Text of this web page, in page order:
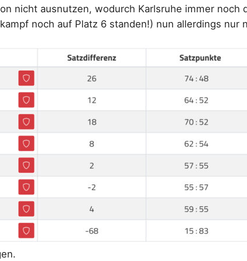
nicht ausnutzen, wodurch Karlsruhe immer noch
noch auf Platz 6 standen!) nun allerdings nur